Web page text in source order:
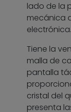
lado de la
mecánica
electrónica.
Tiene la
malla de
pantalla
cristal del
presenta